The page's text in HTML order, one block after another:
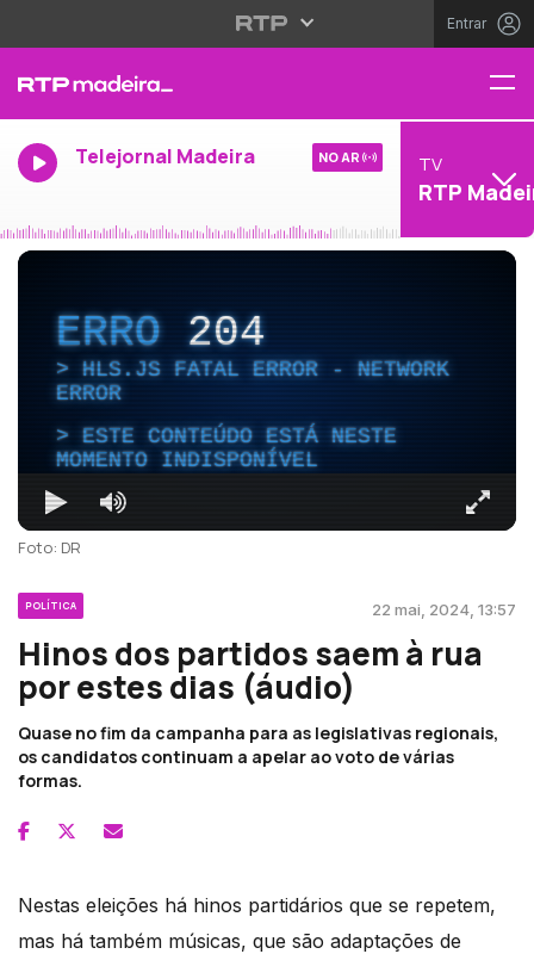
Entrar
Telejornal Madeira NO AR TV
RTP
ERRO204
HLS.JS FATAL ERROR - NETWORK
ERROR
ESTE CONTEÚDO ESTÁ NESTE
MOMENTO INDISPONÍVEL
Foto: DR
POLÍTICA 22 mai, 2024, 13:57
Hinos dos partidos saem à rua
por estes dias (áudio)
Quase no fim da campanha para as legislativas regionais,
os candidatos continuam a apelar ao voto de várias
formas.
Nestas eleições há hinos partidários que se repetem,
mas há também músicas, que são adaptações de